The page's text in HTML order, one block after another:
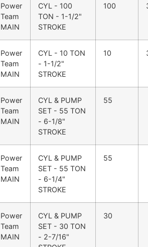
Power
Team
MAIN
CYL - 100
TON - 1-1/2"
STROKE
100
Power
Team
MAIN
CYL - 10 TON
- 1-1/2"
STROKE
10
Power
Team
MAIN
CYL & PUMP
SET - 55 TON
- 6-1/8"
STROKE
55
Power
Team
MAIN
CYL & PUMP
SET - 55 TON
- 6-1/4"
STROKE
55
Power
Team
MAIN
CYL & PUMP
SET - 30 TON
- 2-7/16"
30